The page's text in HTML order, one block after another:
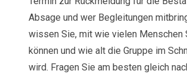
Absage und wer Begleitungen
wissen Sie, mit wie vielen Menschen
können und wie alt die Gruppe im
wird. Fragen Sie am besten gleich